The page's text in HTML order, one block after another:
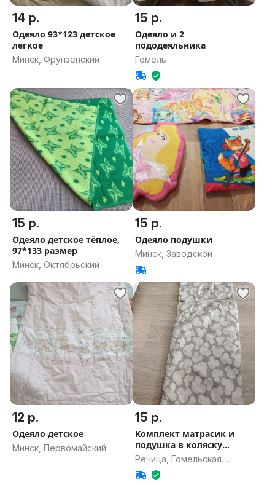
14 р.
Одеяло 93*123 детское
легкое
Минск, Фрунзенский
15 р.
Одеяло и 2
пододеяльника
Гомель
15 р.
Одеяло детское тёплое,
97*133 размер
Минск, Октябрьский
15 р.
Одеяло подушки
Минск, Заводской
12 р.
Одеяло детское
Минск, Первомайский
15 р.
Комплект матрасик и
подушка в коляску
люльку
Речица, Гомельская
область